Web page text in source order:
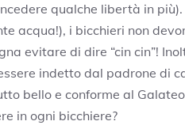
qualche libertà in
acqua!), i bicchieri non
evitare di dire “cin cin”!
indetto dal padrone di
bello e conforme al
in ogni bicchiere?